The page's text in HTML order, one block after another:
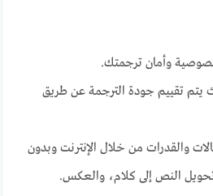
وأمان ترجمتك.
يتم تقييم جودة الترجمة عن طريق
والقدرات من خلال الإنترنت وبدون
النص إلى كلام، والعكس.